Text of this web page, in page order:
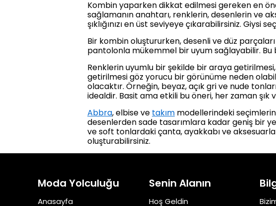
Kombin yaparken dikkat edilmesi gereken en
sağlamanın anahtarı, renklerin, desenlerin ve
şıklığınızı en üst seviyeye çıkarabilirsiniz.
Bir kombin oluştururken, desenli ve düz
pantolonla mükemmel bir uyum sağlayabilir. Bu
Renklerin uyumlu bir şekilde bir araya
getirilmesi göz yorucu bir görünüme neden
olacaktır. Örneğin, beyaz, açık gri ve nude
idealdir. Basit ama etkili bu öneri, her zaman
Abbra, elbise ve takım modellerindeki
desenlerden sade tasarımlara kadar geniş bir
ve soft tonlardaki çanta, ayakkabı ve
oluşturabilirsiniz.
Moda Yolculuğu
Anasayfa
Senin Alanın
Hoş Geldin